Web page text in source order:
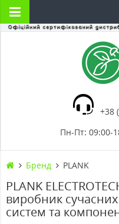
+38
Пн-Пт: 09:00-
Бренд PLANK
PLANK
виробник
систем та